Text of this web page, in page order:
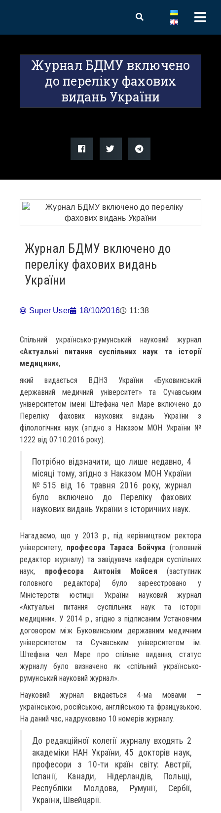
Журнал БДМУ включено
до переліку фахових
видань України
Журнал БДМУ включено до
переліку фахових видань
України
Super User 18/10/2016 11:38
Спільний українсько-румунський науковий журнал
«Актуальні питання суспільних наук та історії
медицини»,
який видається ВДНЗ України «Буковинський
державний медичний університет» та Сучавським
університетом імені Штефана чел Маре включено до
Переліку фахових наукових видань України з
філологічних наук (згідно з Наказом МОН України №
1222 від 07.10.2016 року).
Потрібно відзначити, що лише недавно, 4
місяці тому, згідно з Наказом МОН України
№515 від 16 травня 2016 року, журнал
було включено до Переліку фахових
наукових видань України з історичних наук.
Нагадаємо, що у 2013 р., під керівництвом ректора
університету, професора Тараса Бойчука (головний
редактор журналу) та завідувача кафедри суспільних
наук, професора Антонія Мойсея(заступник
головного редактора) було зареєстровано у
Міністерстві юстиції України науковий журнал
«Актуальні питання суспільних наук та історії
медицини». У 2014 р., згідно з підписаним Установчим
договором між Буковинським державним медичним
університетом та Сучавським університетом ім.
Штефана чел Маре про спільне видання, статус
журналу було визначено як «спільний українсько-
румунський науковий журнал».
Науковий журнал видається 4-ма мовами –
українською, російською, англійською та французькою.
На даний час, надруковано 10 номерів журналу.
До редакційної колегії журналу входять 2
академіки НАН України, 45 докторів наук,
професори з 10-ти країн світу: Австрії,
Іспанії, Канади, Нідерландів, Польщі,
Республіки Молдова, Румунії, Сербії,
України, Швейцарії.